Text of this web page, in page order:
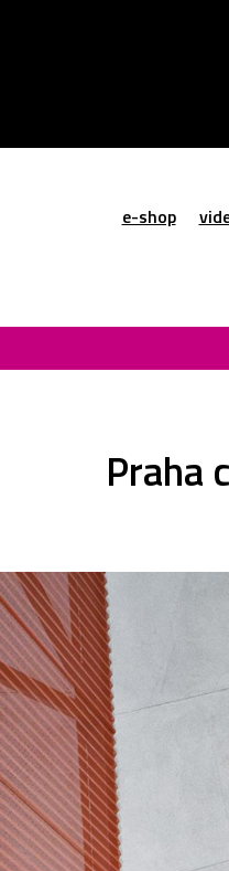
e-shop
Praha